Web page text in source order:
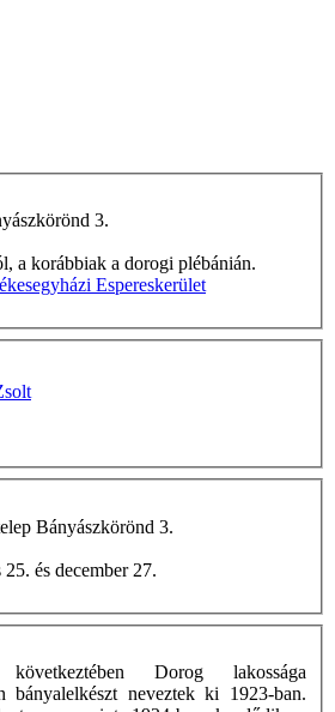
3.
1938-tól, a korábbiak a dorogi plébánián.
Espereskerület
Bányászkörönd 3.
május 25. és december 27.
Dorog lakossága
bányalelkészt neveztek ki 1923-ban.